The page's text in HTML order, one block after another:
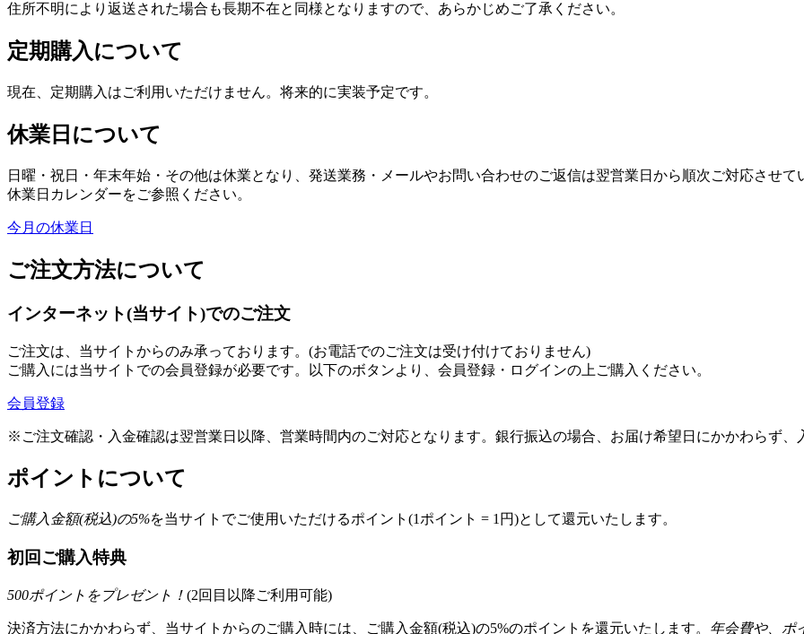
住所不明により返送された場合も長期不在と同様となりますので、あらかじめご了承ください。
定期購入について
現在、定期購入はご利用いただけません。将来的に実装予定です。
休業日について
日曜・祝日・年末年始・その他は休業となり、発送業務・メールやお問い合わせのご返信は翌営業日から順次ご対応させて
休業日カレンダーをご参照ください。
今月の休業日
ご注文方法について
インターネット(当サイト)でのご注文
ご注文は、当サイトからのみ承っております。(お電話でのご注文は受け付けておりません)
ご購入には当サイトでの会員登録が必要です。以下のボタンより、会員登録・ログインの上ご購入ください。
会員登録
※ご注文確認・入金確認は翌営業日以降、営業時間内のご対応となります。銀行振込の場合、お届け希望日にかかわらず、
ポイントについて
ご購入金額(税込)の5%を当サイトでご使用いただけるポイント(1ポイント = 1円)として還元いたします。
初回ご購入特典
500ポイントをプレゼント！ (2回目以降ご利用可能)
決済方法にかかわらず、当サイトからのご購入時には、ご購入金額(税込)の5%のポイントを還元いたします。 年会費や、ポ